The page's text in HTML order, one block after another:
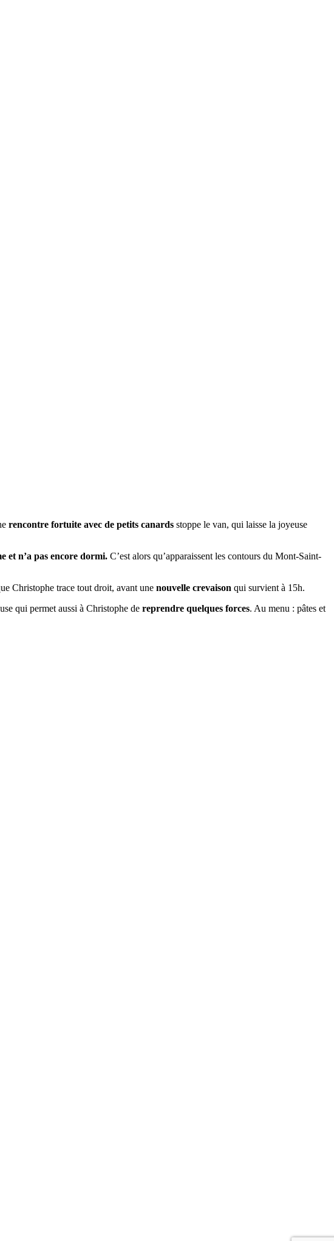
rencontre fortuite avec de petits canards stoppe le van, qui laisse la joyeuse
et n’a pas encore dormi. C’est alors qu’apparaissent les contours du Mont-Saint-
Christophe trace tout droit, avant une nouvelle crevaison qui survient à 15h.
qui permet aussi à Christophe de reprendre quelques forces. Au menu : pâtes et